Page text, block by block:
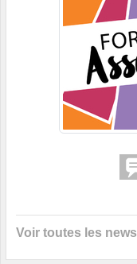
Voir toutes les news